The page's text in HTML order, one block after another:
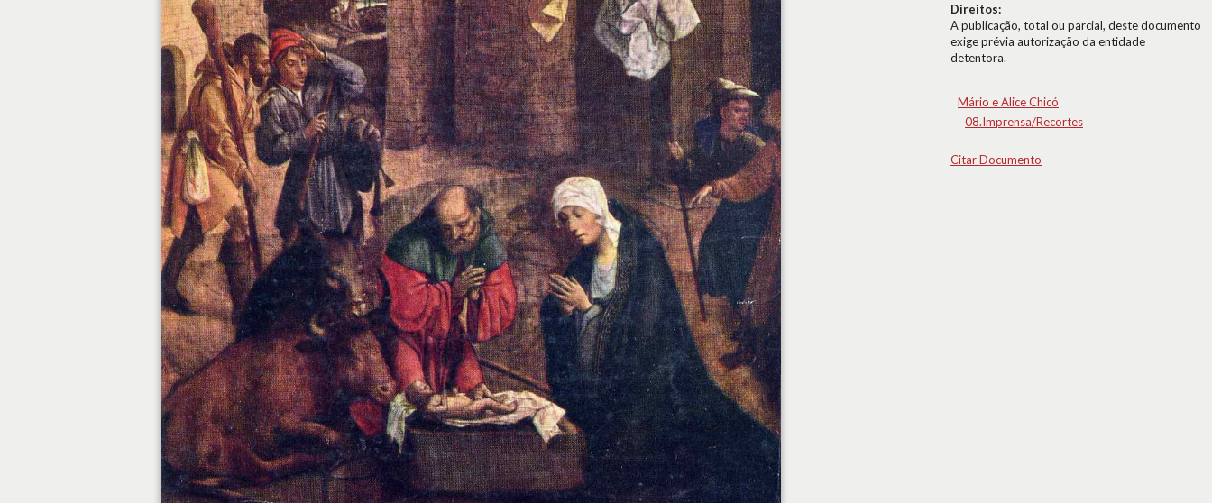
Direitos:
A publicação, total ou parcial, deste documento
exige prévia autorização da entidade
detentora.
Mário e Alice Chicó
08.Imprensa/Recortes
Citar Documento